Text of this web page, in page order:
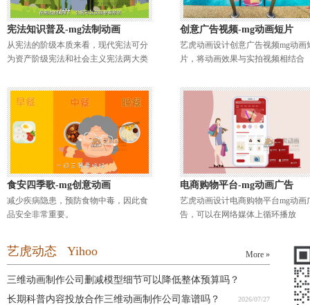
宪法知识普及-mg法制动画
从宪法的阶级本质来看，现代宪法可分
为资产阶级宪法和社会主义宪法两大类
创意广告视频-mg动画短片
艺虎动画设计创意广告视频mg动画
片，将动画效果与实拍视频相结合
食安四季歌-mg创意动画
减少疾病隐患，预防食物中毒，因此食
品安全非常重要。
电商购物平台-mg动画广告
艺虎动画设计电商购物平台mg动画
告，可以在网络媒体上循环播放
艺虎动态 Yihoo More »
三维动画制作公司删减模型细节可以降低整体预算吗？
2026/07/27
长期科普内容投放合作三维动画制作公司靠谱吗？